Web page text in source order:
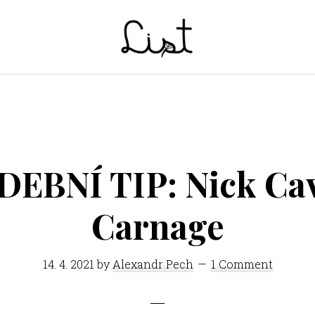
LIST
Studentský
TIP: Nick
Carnage
14. 4. 2021 by Alexandr Pech 1 Comment